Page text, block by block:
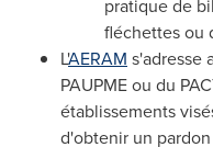
pratique de
fléchettes ou
L'AERAM s'adresse
PAUPMEou du
établissements
d'obtenir un